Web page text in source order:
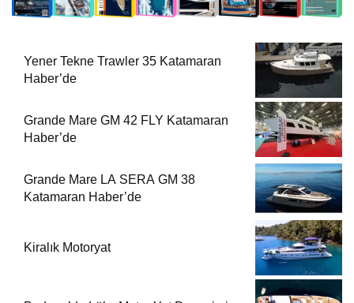
Yener Tekne Trawler 35 Katamaran
Haber’de
Grande Mare GM 42 FLY Katamaran
Haber’de
Grande Mare LA SERA GM 38
Katamaran Haber’de
Kiralık Motoryat